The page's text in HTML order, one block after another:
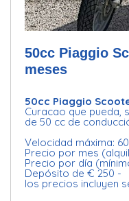
50cc Piaggio
meses
50cc Piaggio
Curacao que pueda,
de 50 cc de
Velocidad máxima:
Precio por mes
Precio por día
Depósito de € 250 -
los precios incluyen